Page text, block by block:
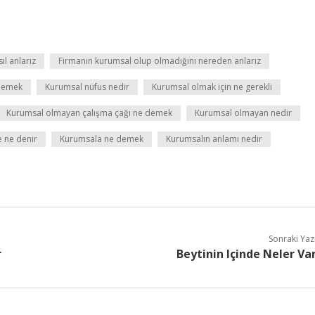
anlarız Firmanın kurumsal olup olmadığını nereden anlarız
Kurumsal nüfus nedir Kurumsal olmak için ne gerekli
Kurumsal olmayan çalışma çağı ne demek Kurumsal olmayan nedir
ne denir Kurumsala ne demek Kurumsalın anlamı nedir
Sonraki
Beytinin Içinde Neler